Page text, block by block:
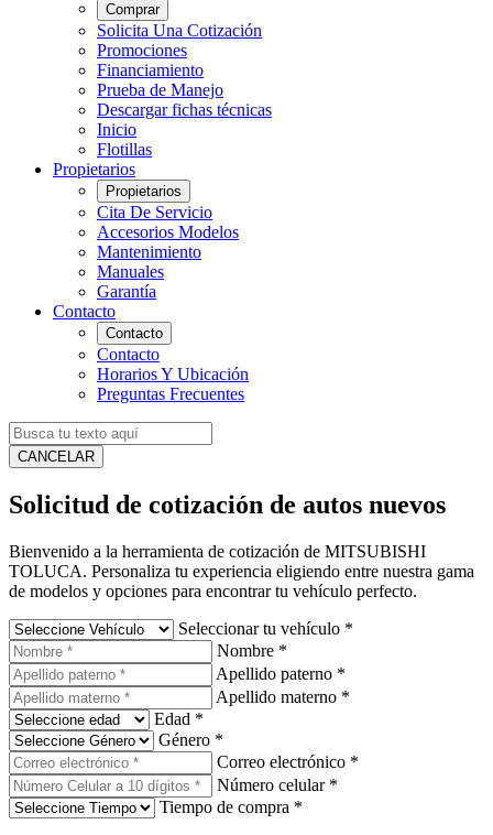
Comprar
Solicita Una Cotización
Promociones
Financiamiento
Prueba de Manejo
Descargar fichas técnicas
Inicio
Flotillas
Propietarios
Propietarios
Cita De Servicio
Accesorios Modelos
Mantenimiento
Manuales
Garantía
Contacto
Contacto
Contacto
Horarios Y Ubicación
Preguntas Frecuentes
CANCELAR
Solicitud de cotización de autos nuevos
Bienvenido a la herramienta de cotización de MITSUBISHI
TOLUCA. Personaliza tu experiencia eligiendo entre nuestra gama
de modelos y opciones para encontrar tu vehículo perfecto.
Seleccionar tu vehículo *
Nombre *
Apellido paterno *
Apellido materno *
Edad *
Género *
Correo electrónico *
Número celular *
Tiempo de compra *